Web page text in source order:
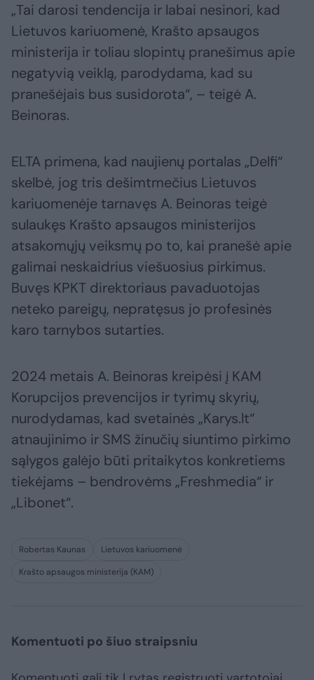
„Tai darosi tendencija ir labai nesinori, kad
Lietuvos kariuomenė, Krašto apsaugos
ministerija ir toliau slopintų pranešimus apie
negatyvią veiklą, parodydama, kad su
pranešėjais bus susidorota“, – teigė A.
Beinoras.
ELTA primena, kad naujienų portalas „Delfi“
skelbė, jog tris dešimtmečius Lietuvos
kariuomenėje tarnavęs A. Beinoras teigė
sulaukęs Krašto apsaugos ministerijos
atsakomųjų veiksmų po to, kai pranešė apie
galimai neskaidrius viešuosius pirkimus.
Buvęs KPKT direktoriaus pavaduotojas
neteko pareigų, nepratęsus jo profesinės
karo tarnybos sutarties.
2024 metais A. Beinoras kreipėsi į KAM
Korupcijos prevencijos ir tyrimų skyrių,
nurodydamas, kad svetainės „Karys.lt“
atnaujinimo ir SMS žinučių siuntimo pirkimo
sąlygos galėjo būti pritaikytos konkretiems
tiekėjams – bendrovėms „Freshmedia“ ir
„Libonet“.
Robertas Kaunas
Lietuvos kariuomenė
Krašto apsaugos ministerija (KAM)
Komentuoti po šiuo straipsniu